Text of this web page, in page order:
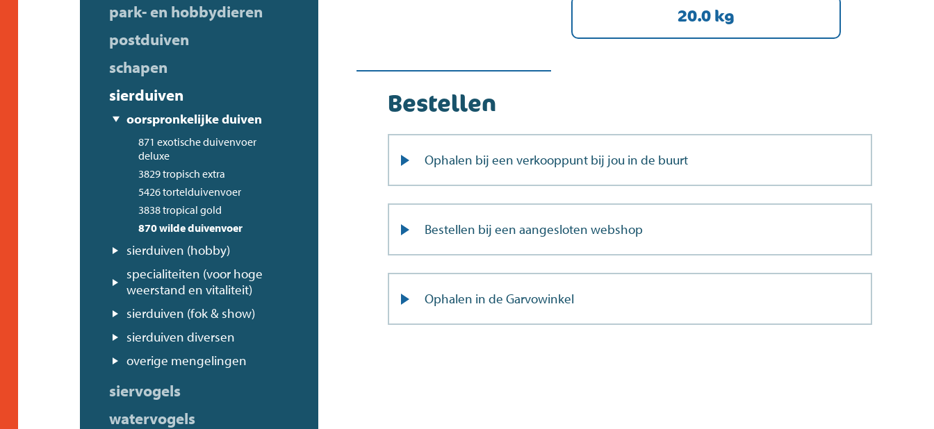
park- en hobbydieren
postduiven
schapen
sierduiven
oorspronkelijke duiven
871 exotische duivenvoer
deluxe
3829 tropisch extra
5426 tortelduivenvoer
3838 tropical gold
870 wilde duivenvoer
sierduiven (hobby)
specialiteiten (voor hoge
weerstand en vitaliteit)
sierduiven (fok & show)
sierduiven diversen
overige mengelingen
siervogels
watervogels
20.0 kg
Bestellen
Ophalen bij een verkooppunt bij jou in de buurt
Bestellen bij een aangesloten webshop
Ophalen in de Garvowinkel